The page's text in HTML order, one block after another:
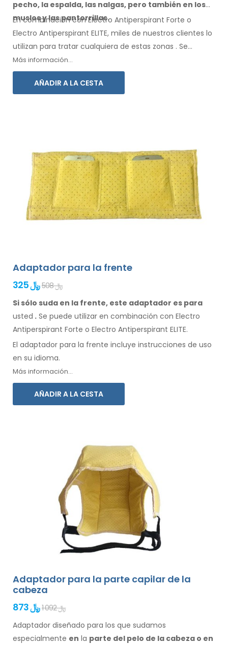
pecho, la espalda, las nalgas, pero también en los
muslosy las pantorrillas.
En combinación con Electro Antiperspirant Forte o
Electro Antiperspirant ELITE, miles de nuestros clientes lo
utilizan para tratar cualquiera de estas zonas . Se
incluyen instrucciones de
Más información...
AÑADIR A LA CESTA
Adaptador para la frente
325 ﷼
508 ﷼
Si sólo suda en la frente, este adaptador es para
usted . Se puede utilizar en combinación con Electro
Antiperspirant Forte o Electro Antiperspirant ELITE.
El adaptador para la frente incluye instrucciones de uso
en su idioma.
Más información...
AÑADIR A LA CESTA
Adaptador para la parte capilar de la
cabeza
873 ﷼
1 092 ﷼
Adaptador diseñado para los que sudamos
especialmente en la parte del pelo de la cabeza o en